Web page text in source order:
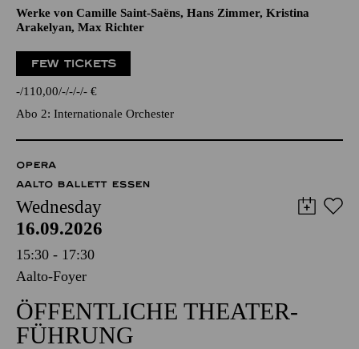
Werke von Camille Saint-Saëns, Hans Zimmer, Kristina
Arakelyan, Max Richter
FEW TICKETS
- 110,00 - - - - €
Abo 2: Internationale Orchester
OPERA
AALTO BALLETT ESSEN
Wednesday
16.09.2026
15:30 - 17:30
Aalto-Foyer
ÖFFENTLICHE THEATER­
FÜHRUNG